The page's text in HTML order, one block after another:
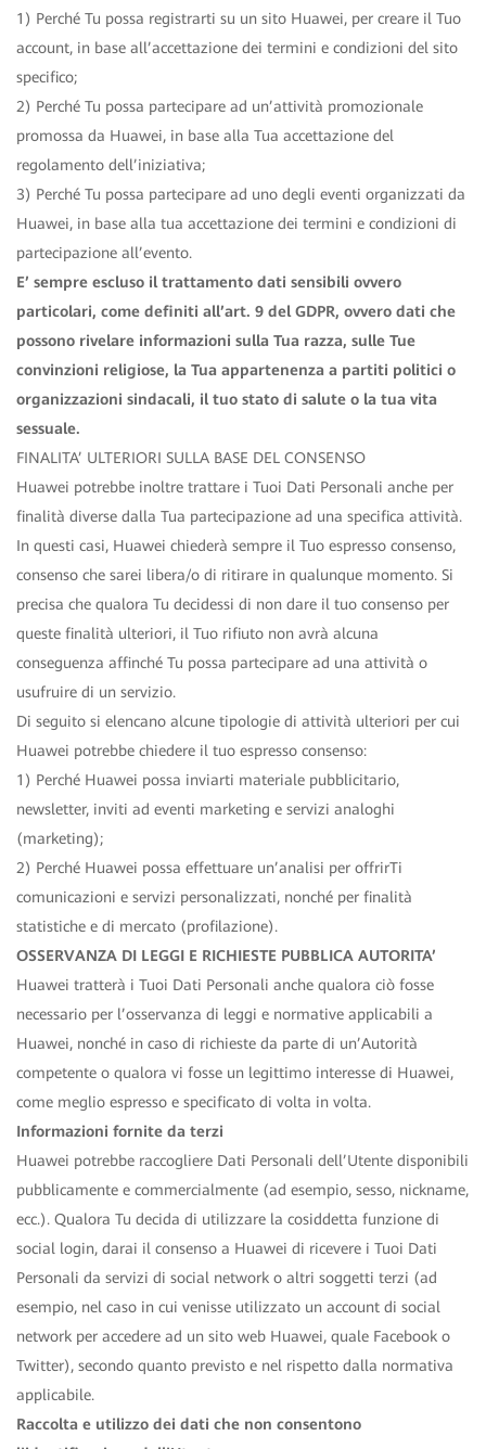
1) Perché Tu possa registrarti su un sito Huawei, per creare il Tuo
account, in base all’accettazione dei termini e condizioni del sito
specifico;
2) Perché Tu possa partecipare ad un’attività promozionale
promossa da Huawei, in base alla Tua accettazione del
regolamento dell’iniziativa;
3) Perché Tu possa partecipare ad uno degli eventi organizzati da
Huawei, in base alla tua accettazione dei termini e condizioni di
partecipazione all’evento.
E’ sempre escluso il trattamento dati sensibili ovvero
particolari, come definiti all’art. 9 del GDPR, ovvero dati che
possono rivelare informazioni sulla Tua razza, sulle Tue
convinzioni religiose, la Tua appartenenza a partiti politici o
organizzazioni sindacali, il tuo stato di salute o la tua vita
sessuale.
FINALITA’ ULTERIORI SULLA BASE DEL CONSENSO
Huawei potrebbe inoltre trattare i Tuoi Dati Personali anche per
finalità diverse dalla Tua partecipazione ad una specifica attività.
In questi casi, Huawei chiederà sempre il Tuo espresso consenso,
consenso che sarei libera/o di ritirare in qualunque momento. Si
precisa che qualora Tu decidessi di non dare il tuo consenso per
queste finalità ulteriori, il Tuo rifiuto non avrà alcuna
conseguenza affinché Tu possa partecipare ad una attività o
usufruire di un servizio.
Di seguito si elencano alcune tipologie di attività ulteriori per cui
Huawei potrebbe chiedere il tuo espresso consenso:
1) Perché Huawei possa inviarti materiale pubblicitario,
newsletter, inviti ad eventi marketing e servizi analoghi
(marketing);
2) Perché Huawei possa effettuare un’analisi per offrirTi
comunicazioni e servizi personalizzati, nonché per finalità
statistiche e di mercato (profilazione).
OSSERVANZA DI LEGGI E RICHIESTE PUBBLICA AUTORITA’
Huawei tratterà i Tuoi Dati Personali anche qualora ciò fosse
necessario per l’osservanza di leggi e normative applicabili a
Huawei, nonché in caso di richieste da parte di un’Autorità
competente o qualora vi fosse un legittimo interesse di Huawei,
come meglio espresso e specificato di volta in volta.
Informazioni fornite da terzi
Huawei potrebbe raccogliere Dati Personali dell’Utente disponibili
pubblicamente e commercialmente (ad esempio, sesso, nickname,
ecc.). Qualora Tu decida di utilizzare la cosiddetta funzione di
social login, darai il consenso a Huawei di ricevere i Tuoi Dati
Personali da servizi di social network o altri soggetti terzi (ad
esempio, nel caso in cui venisse utilizzato un account di social
network per accedere ad un sito web Huawei, quale Facebook o
Twitter), secondo quanto previsto e nel rispetto dalla normativa
applicabile.
Raccolta e utilizzo dei dati che non consentono